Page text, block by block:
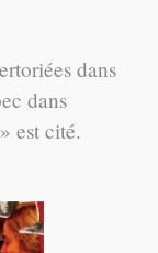
dans
dans
est cité.